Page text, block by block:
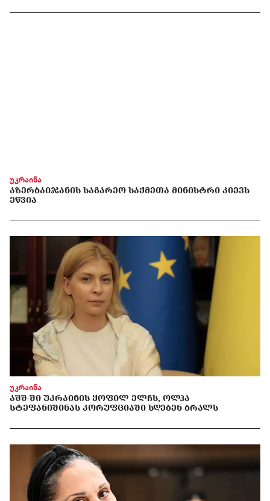
უკრაინა
ᲐᲖᲔᲠᲑᲐᲘᲯᲐᲜᲘᲡ ᲡᲐᲒᲐᲠᲔᲝ ᲡᲐᲥᲛᲔᲗᲐ ᲛᲘᲜᲘᲡᲢᲠᲘ ᲙᲘᲔᲕᲡ
ᲔᲬᲕᲘᲐ
უკრაინა
ᲐᲨᲨ-ᲨᲘ ᲣᲙᲠᲐᲘᲜᲘᲡ ᲧᲝᲤᲘᲚ ᲔᲚᲩᲡ, ᲝᲚᲰᲐ
ᲡᲢᲔᲤᲐᲜᲘᲨᲘᲜᲐᲡ ᲙᲝᲠᲣᲤᲪᲘᲐᲨᲘ ᲡᲓᲔᲑᲔᲜ ᲑᲠᲐᲚᲡ